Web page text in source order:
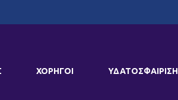
ΧΟΡΗΓΟΙ ΥΔΑΤΟΣΦΑΙΡΙΣΗ